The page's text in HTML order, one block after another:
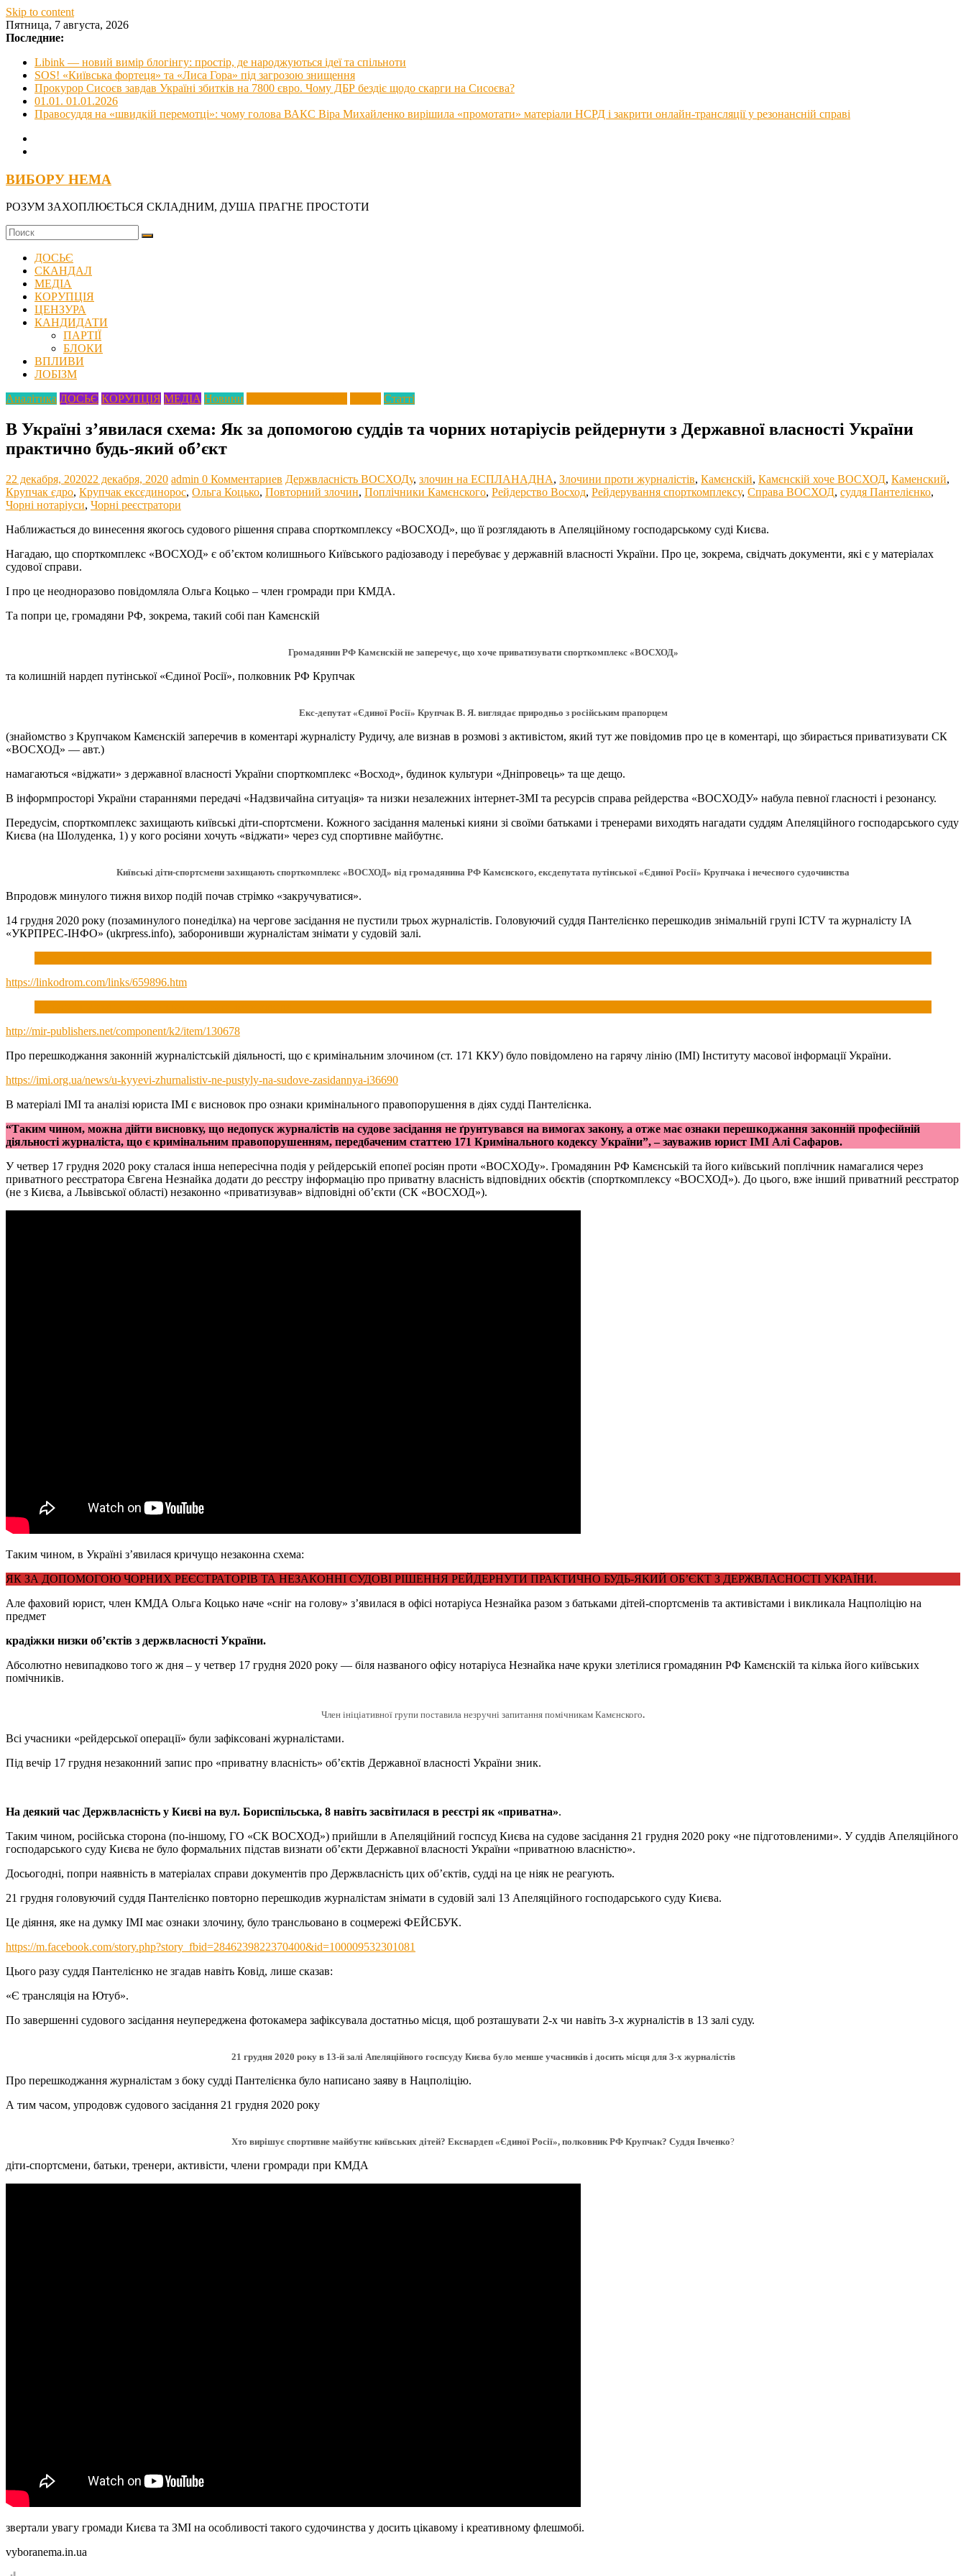
Skip to content
Пятница, 7 августа, 2026
Последние:
Libink — новий вимір блогінгу: простір, де народжуються ідеї та спільноти
SOS! «Київська фортеця» та «Лиса Гора» під загрозою знищення
Прокурор Сисоєв завдав Україні збитків на 7800 євро. Чому ДБР бездіє щодо скарги на Сисоєва?
01.01. 01.01.2026
Правосуддя на «швидкій перемотці»: чому голова ВАКС Віра Михайленко вирішила «промотати» матеріали НСРД і закрити онлайн-трансляції у резонансній справі
ВИБОРУ НЕМА
РОЗУМ ЗАХОПЛЮЄТЬСЯ СКЛАДНИМ, ДУША ПРАГНЕ ПРОСТОТИ
ДОСЬЄ
СКАНДАЛ
МЕДІА
КОРУПЦІЯ
ЦЕНЗУРА
КАНДИДАТИ
ПАРТІЇ
БЛОКИ
ВПЛИВИ
ЛОБІЗМ
Аналітика ДОСЬЄ КОРУПЦІЯ МЕДІА Новини Статті
В Україні з’явилася схема: Як за допомогою суддів та чорних нотаріусів рейдернути з Державної власності України
практично будь-який об’єкт
22 декабря, 202022 декабря, 2020 admin 0 Комментариев Держвласність ВОСХОДу, злочин на ЕСПЛАНАДНА, Злочини проти журналістів, Камєнскій, Камєнскій хоче ВОСХОД, Каменский,
Крупчак єдро, Крупчак ексєдинорос, Ольга Коцько, Повторний злочин, Поплічники Камєнского, Рейдерство Восход, Рейдерування спорткомплексу, Справа ВОСХОД, суддя Пантелієнко,
Чорні нотаріуси, Чорні реєстратори
Наближається до винесення якогось судового рішення справа спорткомплексу «ВОСХОД», що її розглядають в Апеляційному господарському суді Києва.
Нагадаю, що спорткомплекс «ВОСХОД» є об’єктом колишнього Київського радіозаводу і перебуває у державній власності України. Про це, зокрема, свідчать документи, які є у матеріалах
судової справи.
І про це неодноразово повідомляла Ольга Коцько – член громради при КМДА.
Та попри це, громадяни РФ, зокрема, такий собі пан Камєнскій
Громадянин РФ Камєнскій не заперечує, що хоче приватизувати спорткомплекс «ВОСХОД»
та колишній нардеп путінської «Єдиної Росії», полковник РФ Крупчак
Екс-депутат «Єдиної Росії» Крупчак В. Я. виглядає природньо з російським прапорцем
(знайомство з Крупчаком Камєнскій заперечив в коментарі журналісту Рудичу, але визнав в розмові з активістом, який тут же повідомив про це в коментарі, що збирається приватизувати СК
«ВОСХОД» — авт.)
намагаються «віджати» з державної власності України спорткомплекс «Восход», будинок культури «Дніпровець» та ще дещо.
В інформпросторі України стараннями передачі «Надзвичайна ситуація» та низки незалежних інтернет-ЗМІ та ресурсів справа рейдерства «ВОСХОДУ» набула певної гласності і резонансу.
Передусім, спорткомплекс захищають київські діти-спортсмени. Кожного засідання маленькі кияни зі своїми батьками і тренерами виходять нагадати суддям Апеляційного господарського суду
Києва (на Шолуденка, 1) у кого росіяни хочуть «віджати» через суд спортивне майбутнє.
Київські діти-спортсмени захищають спорткомплекс «ВОСХОД» від громадянина РФ Камєнского, ексдепутата путінської «Єдиної Росії» Крупчака і нечесного судочинства
Впродовж минулого тижня вихор подій почав стрімко «закручуватися».
14 грудня 2020 року (позаминулого понеділка) на чергове засідання не пустили трьох журналістів. Головуючий суддя Пантелієнко перешкодив знімальній групі ICTV та журналісту ІА
«УКРПРЕС-ІНФО» (ukrpress.info), заборонивши журналістам знімати у судовій залі.
https://linkodrom.com/links/659896.htm
http://mir-publishers.net/component/k2/item/130678
Про перешкоджання законній журналістській діяльності, що є кримінальним злочином (ст. 171 ККУ) було повідомлено на гарячу лінію (ІМІ) Інституту масової інформації України.
https://imi.org.ua/news/u-kyyevi-zhurnalistiv-ne-pustyly-na-sudove-zasidannya-i36690
В матеріалі ІМІ та аналізі юриста ІМІ є висновок про ознаки кримінального правопорушення в діях судді Пантелієнка.
“Таким чином, можна дійти висновку, що недопуск журналістів на судове засідання не ґрунтувався на вимогах закону, а отже має ознаки перешкоджання законній професійній
діяльності журналіста, що є кримінальним правопорушенням, передбаченим статтею 171 Кримінального кодексу України”, – зауважив юрист ІМІ Алі Сафаров.
У четвер 17 грудня 2020 року сталася інша непересічна подія у рейдерській епопеї росіян проти «ВОСХОДу». Громадянин РФ Камєнській та його київський поплічник намагалися через
приватного реєстратора Євгена Незнайка додати до реєстру інформацію про приватну власність відповідних обєктів (спорткомплексу «ВОСХОД»). До цього, вже інший приватний реєстратор
(не з Києва, а Львівської області) незаконно «приватизував» відповідні об’єкти (СК «ВОСХОД»).
Таким чином, в Україні з’явилася кричущо незаконна схема:
ЯК ЗА ДОПОМОГОЮ ЧОРНИХ РЕЄСТРАТОРІВ ТА НЕЗАКОННІ СУДОВІ РІШЕННЯ РЕЙДЕРНУТИ ПРАКТИЧНО БУДЬ-ЯКИЙ ОБ’ЄКТ З ДЕРЖВЛАСНОСТІ УКРАЇНИ.
Але фаховий юрист, член КМДА Ольга Коцько наче «сніг на голову» з’явилася в офісі нотаріуса Незнайка разом з батьками дітей-спортсменів та активістами і викликала Нацполіцію на
предмет
крадіжки низки об’єктів з держвласності України.
Абсолютно невипадково того ж дня – у четвер 17 грудня 2020 року — біля названого офісу нотаріуса Незнайка наче круки злетілися громадянин РФ Камєнскій та кілька його київських
помічників.
Член ініціативної групи поставила незручні запитання помічникам Камєнского.
Всі учасники «рейдерської операції» були зафіксовані журналістами.
Під вечір 17 грудня незаконний запис про «приватну власність» об’єктів Державної власності України зник.
На деякий час Держвласність у Києві на вул. Бориспільська, 8 навіть засвітилася в реєстрі як «приватна».
Таким чином, російська сторона (по-іншому, ГО «СК ВОСХОД») прийшли в Апеляційний госпсуд Києва на судове засідання 21 грудня 2020 року «не підготовленими». У суддів Апеляційного
господарського суду Києва не було формальних підстав визнати об’єкти Державної власності України «приватною власністю».
Досьогодні, попри наявність в матеріалах справи документів про Держвласність цих об’єктів, судді на це ніяк не реагують.
21 грудня головуючий суддя Пантелієнко повторно перешкодив журналістам знімати в судовій залі 13 Апеляційного господарського суду Києва.
Це діяння, яке на думку ІМІ має ознаки злочину, було трансльовано в соцмережі ФЕЙСБУК.
https://m.facebook.com/story.php?story_fbid=2846239822370400&id=100009532301081
Цього разу суддя Пантелієнко не згадав навіть Ковід, лише сказав:
«Є трансляція на Ютуб».
По завершенні судового засідання неупереджена фотокамера зафіксувала достатньо місця, щоб розташувати 2-х чи навіть 3-х журналістів в 13 залі суду.
21 грудня 2020 року в 13-й залі Апеляційного госпсуду Києва було менше учасників і досить місця для 3-х журналістів
Про перешкоджання журналістам з боку судді Пантелієнка було написано заяву в Нацполіцію.
А тим часом, упродовж судового засідання 21 грудня 2020 року
Хто вирішує спортивне майбутнє київських дітей? Екснардеп «Єдиної Росії», полковник РФ Крупчак? Суддя Івченко?
діти-спортсмени, батьки, тренери, активісти, члени громради при КМДА
звертали увагу громади Києва та ЗМІ на особливості такого судочинства у досить цікавому і креативному флешмобі.
vyboranema.in.ua